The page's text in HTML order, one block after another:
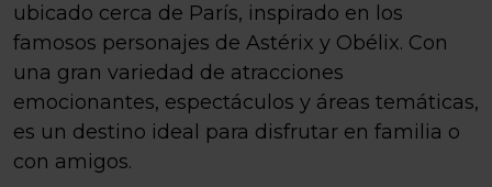
ubicado cerca de París, inspirado en los
famosos personajes de Astérix y Obélix. Con
una gran variedad de atracciones
emocionantes, espectáculos y áreas temáticas,
es un destino ideal para disfrutar en familia o
con amigos.